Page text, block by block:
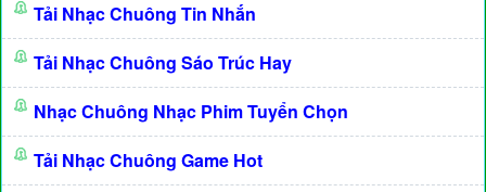
Tải Nhạc Chuông Tin Nhắn
Tải Nhạc Chuông Sáo Trúc Hay
Nhạc Chuông Nhạc Phim Tuyển Chọn
Tải Nhạc Chuông Game Hot